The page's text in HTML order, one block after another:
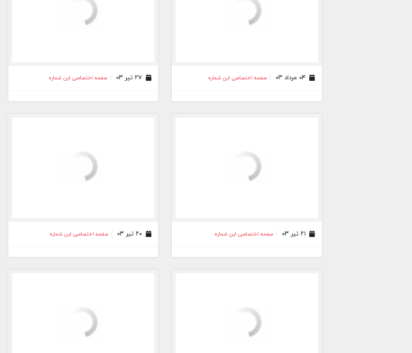
۰۴ مرداد ۰۳ صفحه اختصاصی این شماره صفحه اختصاصی این شماره
صفحه اختصاصی این شماره صفحه اختصاصی این شماره